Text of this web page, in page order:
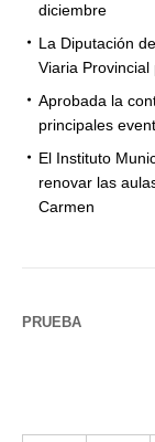
diciembre
La Diputación
Viaria
Aprobada la
principales
El Instituto
renovar las
Carmen
PRUEBA